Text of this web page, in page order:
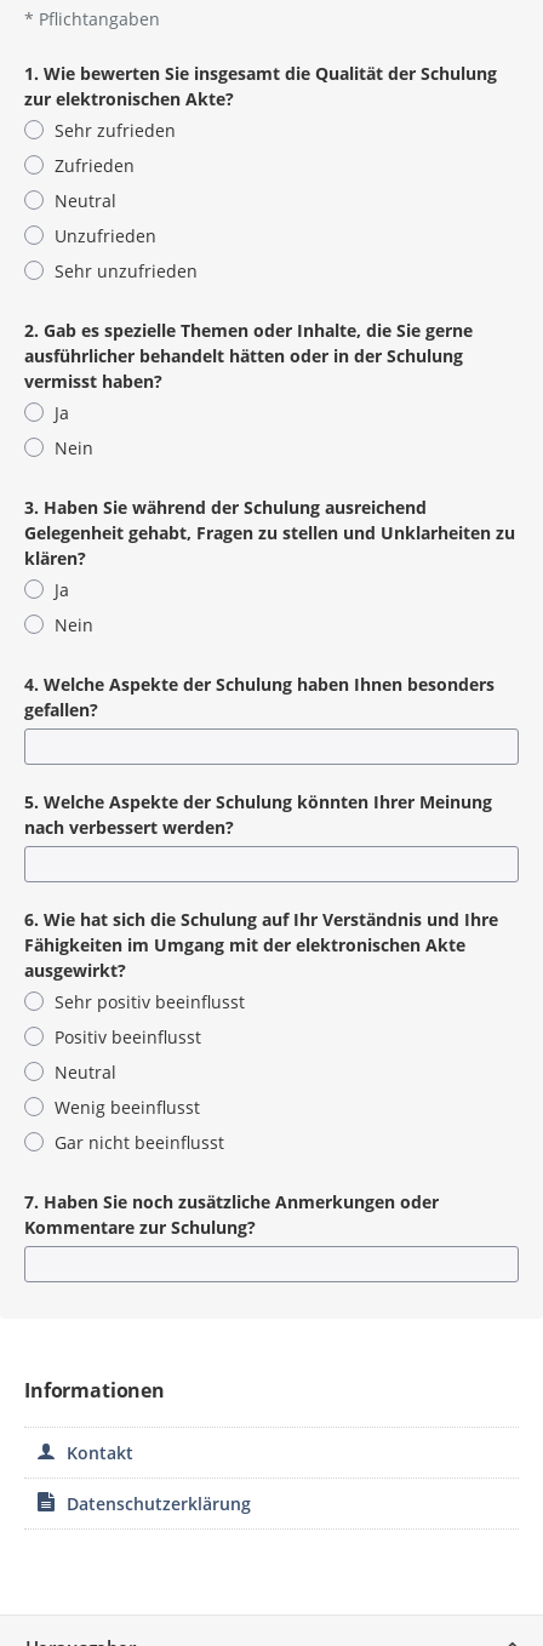
* Pflichtangaben
1. Wie bewerten Sie insgesamt die Qualität der Schulung
zur elektronischen Akte?
Sehr zufrieden
Zufrieden
Neutral
Unzufrieden
Sehr unzufrieden
2. Gab es spezielle Themen oder Inhalte, die Sie gerne
ausführlicher behandelt hätten oder in der Schulung
vermisst haben?
Ja
Nein
3. Haben Sie während der Schulung ausreichend
Gelegenheit gehabt, Fragen zu stellen und Unklarheiten zu
klären?
Ja
Nein
4. Welche Aspekte der Schulung haben Ihnen besonders
gefallen?
5. Welche Aspekte der Schulung könnten Ihrer Meinung
nach verbessert werden?
6. Wie hat sich die Schulung auf Ihr Verständnis und Ihre
Fähigkeiten im Umgang mit der elektronischen Akte
ausgewirkt?
Sehr positiv beeinflusst
Positiv beeinflusst
Neutral
Wenig beeinflusst
Gar nicht beeinflusst
7. Haben Sie noch zusätzliche Anmerkungen oder
Kommentare zur Schulung?
Informationen
Kontakt
Datenschutzerklärung